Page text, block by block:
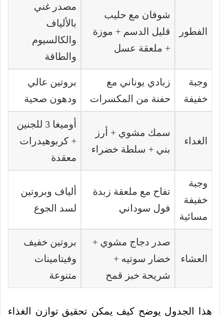
الفطور
شوفان مع حليب
قليل الدسم + موزة
+ ملعقة عسل
مصدر غني
بالألياف
والكالسيوم
والطاقة
وجبة
خفيفة
زبادي يوناني مع
حفنة من المكسرات
بروتين عالي
ودهون صحية
الغداء
سمك مشوي + أرز
بني + سلطة خضراء
أوميغا 3 للجنين
+ كربوهيدرات
معقدة
وجبة
خفيفة
مسائية
تفاح مع ملعقة زبدة
فول سوداني
ألياف وبروتين
لسد الجوع
العشاء
صدر دجاج مشوي +
خضار سوتيه +
شريحة خبز قمح
بروتين خفيف
وفيتامينات
متنوعة
هذا الجدول يوضح كيف يمكن تحقيق توازن الغذاء